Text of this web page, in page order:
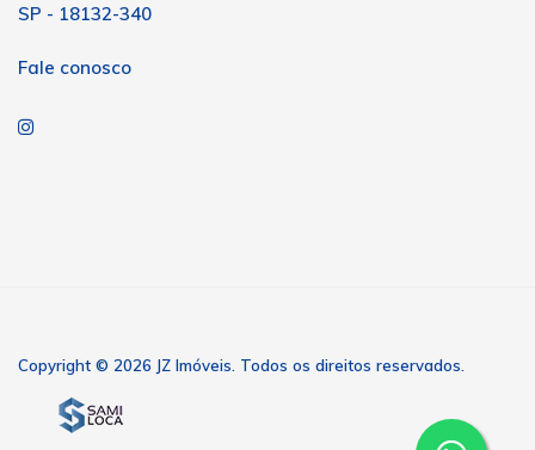
SP - 18132-340
Fale conosco
Copyright © 2026 JZ Imóveis. Todos os direitos reservados.